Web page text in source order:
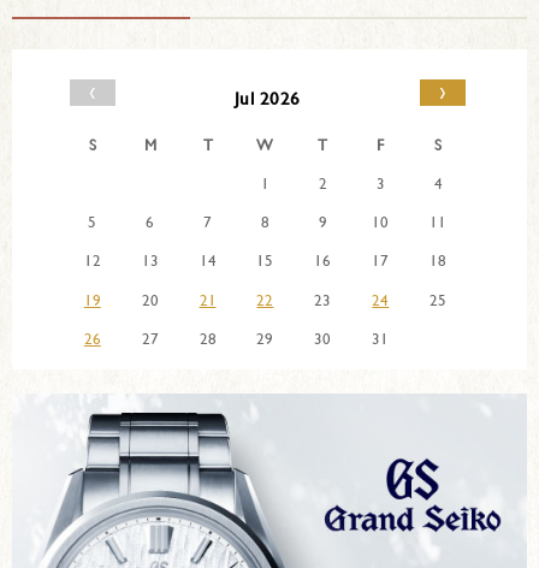
‹ Jul 2026 ›
S M T W T F
S
1
2 3
4
5
6 7 8 9 10
11
12
13 14 15 16 17
18
19
20 21 22 23 24
25
26
27 28 29 30 31